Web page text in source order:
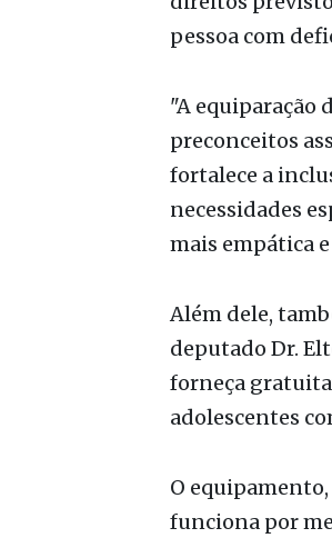
O colegiado
Alonso (PL),
pessoa com
"A equiparação
preconceitos
fortalece a
mais empática
Além dele,
deputado Dr.
adolescentes